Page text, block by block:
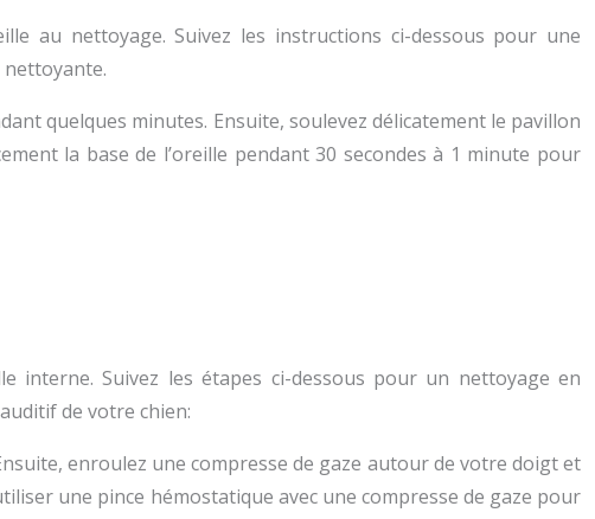
au nettoyage. Suivez les instructions ci-dessous pour une
quelques minutes. Ensuite, soulevez délicatement le pavillon
la base de l’oreille pendant 30 secondes à 1 minute pour
interne. Suivez les étapes ci-dessous pour un nettoyage en
de votre chien:
enroulez une compresse de gaze autour de votre doigt et
une pince hémostatique avec une compresse de gaze pour